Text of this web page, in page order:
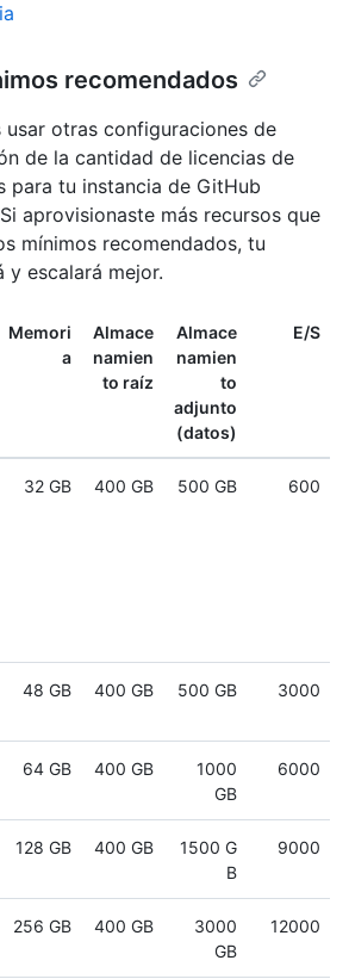
recomendados
usar otras configuraciones de
de la cantidad de licencias de
para tu instancia de GitHub
aprovisionaste más recursos que
mínimos recomendados, tu
y escalará mejor.
Memori
a
Almace
namien
to raíz
Almace
namien
to
adjunto
(datos)
E/S
32 GB 400 GB 500 GB 600
48 GB 400 GB 500 GB 3000
64 GB 400 GB
1000
GB
6000
128 GB 400 GB
1500 G
B
9000
256 GB 400 GB
3000
GB
12000